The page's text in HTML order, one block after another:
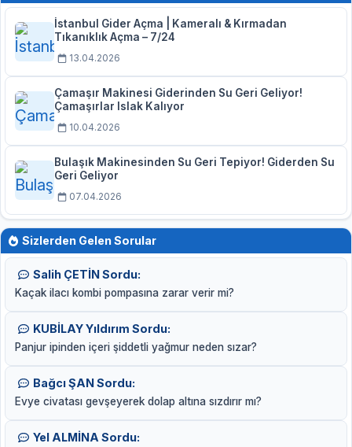
İstanbul Gider Açma | Kameralı & Kırmadan
Tıkanıklık Açma – 7/24
13.04.2026
Çamaşır Makinesi Giderinden Su Geri Geliyor!
Çamaşırlar Islak Kalıyor
10.04.2026
Bulaşık Makinesinden Su Geri Tepiyor! Giderden Su
Geri Geliyor
07.04.2026
Sizlerden Gelen Sorular
Salih ÇETİN Sordu:
Kaçak ilacı kombi pompasına zarar verir mi?
KUBİLAY Yıldırım Sordu:
Panjur ipinden içeri şiddetli yağmur neden sızar?
Bağcı ŞAN Sordu:
Evye civatası gevşeyerek dolap altına sızdırır mı?
Yel ALMİNA Sordu: